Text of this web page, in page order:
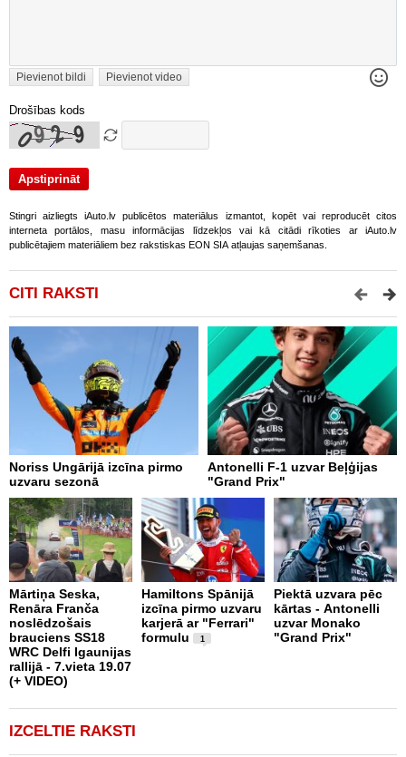
Pievienot bildi Pievienot video
Drošības kods
Stingri aizliegts iAuto.lv publicētos materiālus izmantot, kopēt vai reproducēt citos
interneta portālos, masu informācijas līdzekļos vai kā citādi rīkoties ar iAuto.lv
publicētajiem materiāliem bez rakstiskas EON SIA atļaujas saņemšanas.
CITI RAKSTI
Noriss Ungārijā izcīna pirmo
uzvaru sezonā
Antonelli F-1 uzvar Beļģijas
"Grand Prix"
Mārtiņa Seska,
Renāra Franča
noslēdzošais
brauciens SS18
WRC Delfi Igaunijas
rallijā - 7.vieta 19.07
(+ VIDEO)
Hamiltons Spānijā
izcīna pirmo uzvaru
karjerā ar "Ferrari"
formulu
1
Piektā uzvara pēc
kārtas - Antonelli
uzvar Monako
"Grand Prix"
IZCELTIE RAKSTI